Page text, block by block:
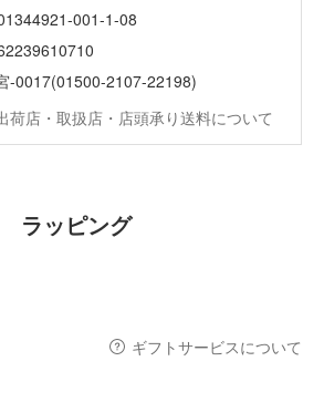
001-1-08
-0017(01500-2107-22198)
荷店・取扱店・店頭承り送料について
ラッピング
ギフトサービスについて